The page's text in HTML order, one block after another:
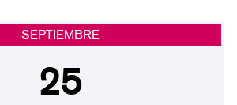
SEPTIEMBRE
25